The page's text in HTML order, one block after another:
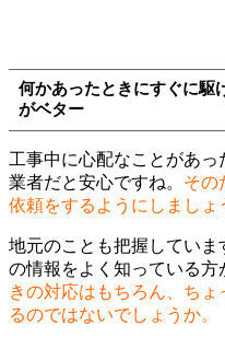
何かあったときにすぐに駆
がベター
工事中に心配なことがあ
業者だと安心ですね。 その
依頼をするようにしましょ
地元のことも把握してい
の情報をよく知っている方
きの対応はもちろん、ち
るのではないでしょうか。